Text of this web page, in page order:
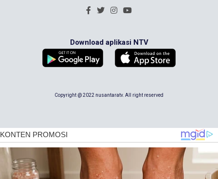
Download aplikasi NTV
Copyright @ 2022 nusantaratv. All right reserved